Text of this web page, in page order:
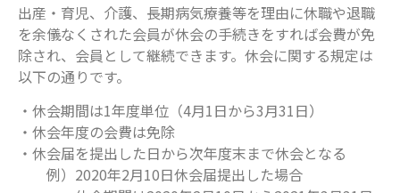
出産・育児、介護、長期病気療養等を理由に休職や退職
を余儀なくされた会員が休会の手続きをすれば会費が免
除され、会員として継続できます。休会に関する規定は
以下の通りです。
・休会期間は1年度単位（4月1日から3月31日）
・休会年度の会費は免除
・休会届を提出した日から次年度末まで休会となる
例）2020年2月10日休会届提出した場合